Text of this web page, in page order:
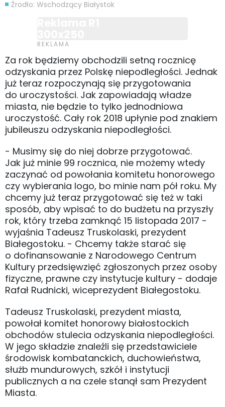
Źrodło: Wschodzący Białystok
Za rok będziemy obchodzili setną rocznicę
odzyskania przez Polskę niepodległości. Jednak
już teraz rozpoczynają się przygotowania
do uroczystości. Jak zapowiadają władze
miasta, nie będzie to tylko jednodniowa
uroczystość. Cały rok 2018 upłynie pod znakiem
jubileuszu odzyskania niepodległości.
- Musimy się do niej dobrze przygotować.
Jak już minie 99 rocznica, nie możemy wtedy
zaczynać od powołania komitetu honorowego
czy wybierania logo, bo minie nam pół roku. My
chcemy już teraz przygotować się też w taki
sposób, aby wpisać to do budżetu na przyszły
rok, który trzeba zamknąć 15 listopada 2017 -
wyjaśnia Tadeusz Truskolaski, prezydent
Białegostoku. - Chcemy także starać się
o dofinansowanie z Narodowego Centrum
Kultury przedsięwzięć zgłoszonych przez osoby
fizyczne, prawne czy instytucje kultury - dodaje
Rafał Rudnicki, wiceprezydent Białegostoku.
Tadeusz Truskolaski, prezydent miasta,
powołał komitet honorowy białostockich
obchodów stulecia odzyskania niepodległości.
W jego składzie znaleźli się przedstawiciele
środowisk kombatanckich, duchowieństwa,
służb mundurowych, szkół i instytucji
publicznych a na czele stanął sam Prezydent
Miasta.